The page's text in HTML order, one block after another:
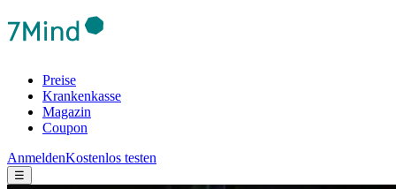
Preise
Krankenkasse
Magazin
Coupon
AnmeldenKostenlos testen
☰